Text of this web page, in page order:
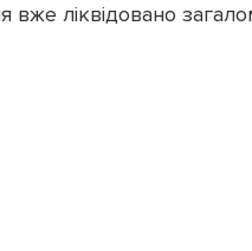
вже ліквідовано